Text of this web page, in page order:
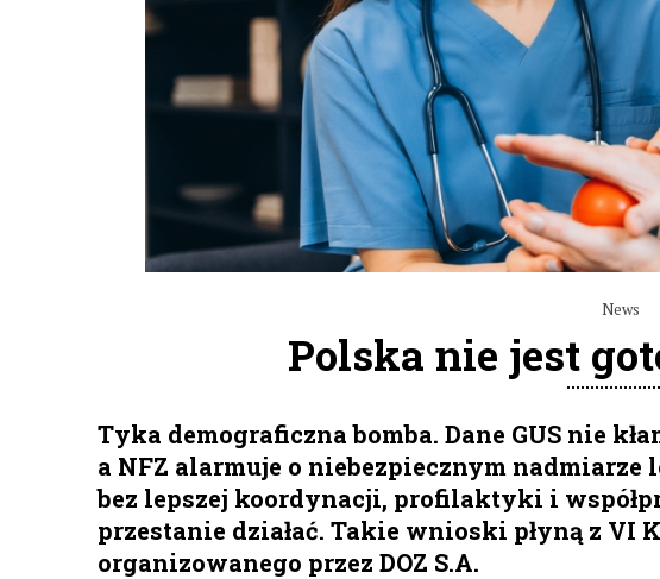
News
Polska nie jest
Tyka demograficzna bomba. Dane GUS nie
a NFZ alarmuje o niebezpiecznym nadmiarze
bez lepszej koordynacji, profilaktyki i
przestanie działać. Takie wnioski płyną z VI
organizowanego przez DOZ S.A.